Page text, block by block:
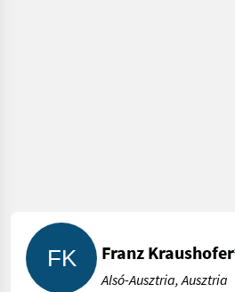
Franz Kraushofer
Alsó-Ausztria, Ausztria